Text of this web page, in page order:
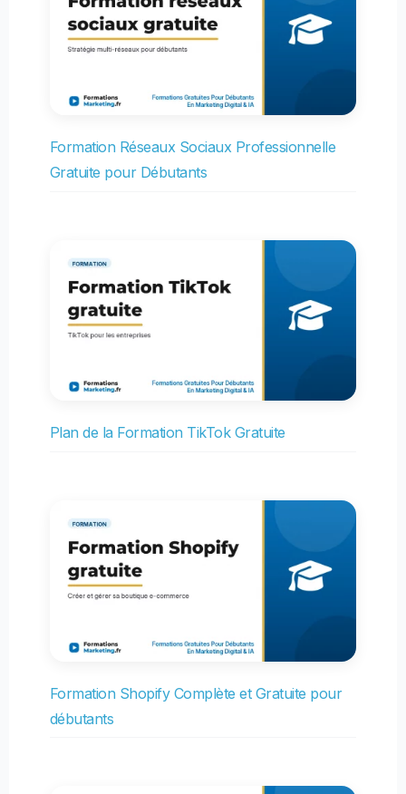
Formation Réseaux Sociaux Professionnelle
Gratuite pour Débutants
Plan de la Formation TikTok Gratuite
Formation Shopify Complète et Gratuite pour
débutants